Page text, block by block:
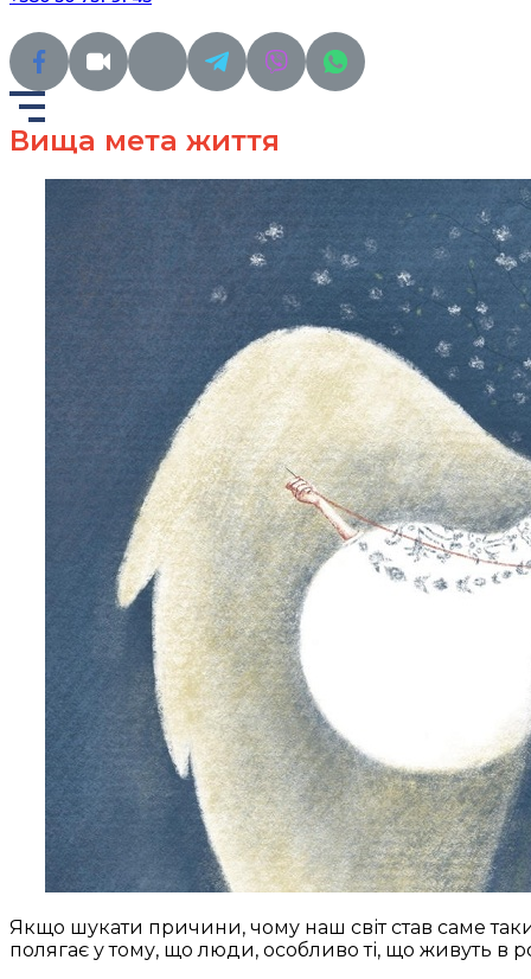
Вища мета життя
Якщо шукати причини, чому наш світ став саме
полягає у тому, що люди, особливо ті, що живуть в